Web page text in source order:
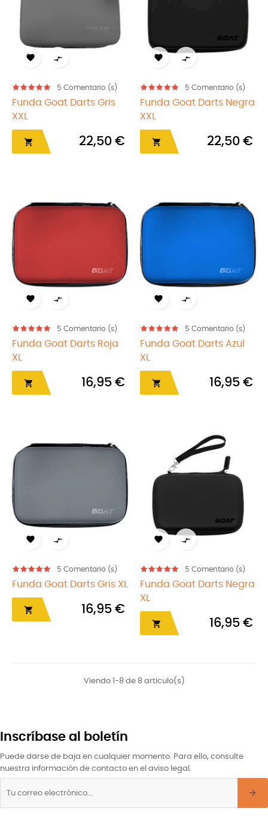
 
5 Comentario (s)
Funda Goat Darts Gris
XXL
 22,50 €
 
5 Comentario (s)
Funda Goat Darts Negra
XXL
 22,50 €
 
5 Comentario (s)
Funda Goat Darts Roja
XL
 16,95 €
 
5 Comentario (s)
Funda Goat Darts Azul
XL
 16,95 €
 
5 Comentario (s)
Funda Goat Darts Gris XL
 16,95 €
 
5 Comentario (s)
Funda Goat Darts Negra
XL
 16,95 €
Viendo 1-8 de 8 articulo(s)
Inscríbase al boletín
Puede darse de baja en cualquier momento. Para ello, consulte
nuestra información de contacto en el aviso legal.